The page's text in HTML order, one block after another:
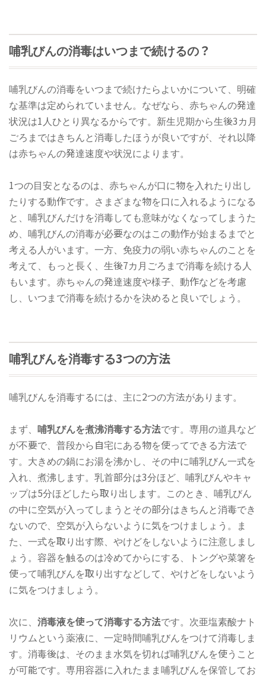
哺乳びんの消毒はいつまで続けるの？
哺乳びんの消毒をいつまで続けたらよいかについて、明確
な基準は定められていません。なぜなら、赤ちゃんの発達
状況は1人ひとり異なるからです。新生児期から生後3カ月
ごろまではきちんと消毒したほうが良いですが、それ以降
は赤ちゃんの発達速度や状況によります。
1つの目安となるのは、赤ちゃんが口に物を入れたり出し
たりする動作です。さまざまな物を口に入れるようになる
と、哺乳びんだけを消毒しても意味がなくなってしまうた
め、哺乳びんの消毒が必要なのはこの動作が始まるまでと
考える人がいます。一方、免疫力の弱い赤ちゃんのことを
考えて、もっと長く、生後7カ月ごろまで消毒を続ける人
もいます。赤ちゃんの発達速度や様子、動作などを考慮
し、いつまで消毒を続けるかを決めると良いでしょう。
哺乳びんを消毒する3つの方法
哺乳びんを消毒するには、主に2つの方法があります。
まず、 哺乳びんを煮沸消毒する方法です。専用の道具など
が不要で、普段から自宅にある物を使ってできる方法で
す。大きめの鍋にお湯を沸かし、その中に哺乳びん一式を
入れ、煮沸します。乳首部分は3分ほど、哺乳びんやキャ
ップは5分ほどしたら取り出します。このとき、哺乳びん
の中に空気が入ってしまうとその部分はきちんと消毒でき
ないので、空気が入らないように気をつけましょう。ま
た、一式を取り出す際、やけどをしないように注意しまし
ょう。容器を触るのは冷めてからにする、トングや菜箸を
使って哺乳びんを取り出すなどして、やけどをしないよう
に気をつけましょう。
次に、 消毒液を使って消毒する方法です。次亜塩素酸ナト
リウムという薬液に、一定時間哺乳びんをつけて消毒しま
す。消毒後は、そのまま水気を切れば哺乳びんを使うこと
が可能です。専用容器に入れたまま哺乳びんを保管してお